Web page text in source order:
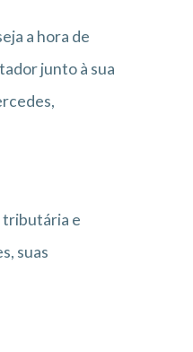
a hora de
junto à sua
tributária e
suas